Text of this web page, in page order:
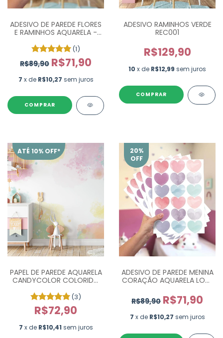
ADESIVO DE PAREDE FLORES
E RAMINHOS AQUARELA -
(1)
R$89,90 R$71,90
7 x de R$10,27 sem juros
COMPRAR
ADESIVO RAMINHOS VERDE
REC001
R$129,90
10 x de R$12,99 sem juros
COMPRAR
ATÉ 10% OFF*
PAPEL DE PAREDE AQUARELA
CANDYCOLOR COLORIDO
(3)
R$72,90
7 x de R$10,41 sem juros
20%
OFF
ADESIVO DE PAREDE MENINA
CORAÇÃO AQUARELA LOVE
R$89,90 R$71,90
7 x de R$10,27 sem juros